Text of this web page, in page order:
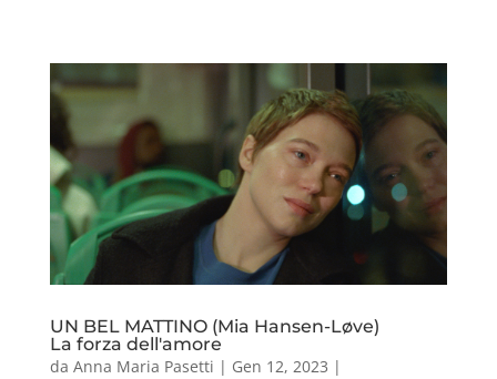
UN BEL MATTINO (Mia Hansen-Løve)
La forza dell'amore
da Anna Maria Pasetti | Gen 12, 2023 |